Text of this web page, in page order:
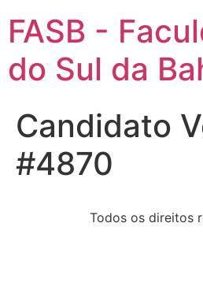
FASB -
do Sul da
Candidato
#4870
Todos os direitos